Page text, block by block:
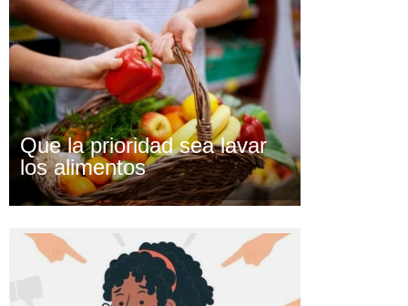
Que la prioridad sea lavar
los alimentos